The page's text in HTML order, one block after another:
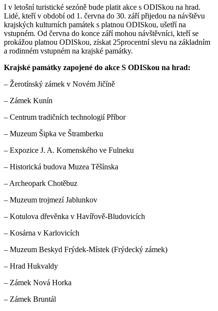
I v letošní turistické sezóně bude platit akce s ODISkou na hrad.
Lidé, kteří v období od 1. června do 30. září přijedou na návštěvu
krajských kulturních památek s platnou ODISkou, ušetří na
vstupném. Od června do konce září mohou návštěvníci, kteří se
prokážou platnou ODISkou, získat 25procentní slevu na základním
a rodinném vstupném na krajské památky.
Krajské památky zapojené do akce S ODISkou na hrad:
– Žerotínský zámek v Novém Jičíně
– Zámek Kunín
– Centrum tradičních technologií Příbor
– Muzeum Šipka ve Štramberku
– Expozice J. A. Komenského ve Fulneku
– Historická budova Muzea Těšínska
– Archeopark Chotěbuz
– Muzeum trojmezí Jablunkov
– Kotulova dřevěnka v Havířově-Bludovicích
– Kosárna v Karlovicích
– Muzeum Beskyd Frýdek-Místek (Frýdecký zámek)
– Hrad Hukvaldy
– Zámek Nová Horka
– Zámek Bruntál